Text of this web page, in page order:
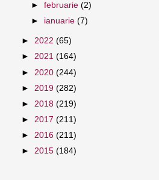
►februarie(2)
► ianuarie(7)
► 2022 (65)
► 2021 (164)
► 2020 (244)
► 2019 (282)
► 2018 (219)
► 2017 (211)
► 2016 (211)
► 2015 (184)